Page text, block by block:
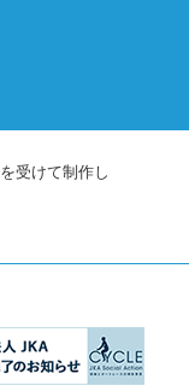
を受けて制作し